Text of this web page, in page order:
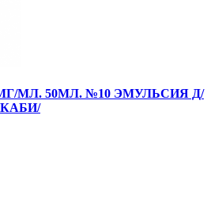
МЛ. 50МЛ. №10 ЭМУЛЬСИЯ Д/